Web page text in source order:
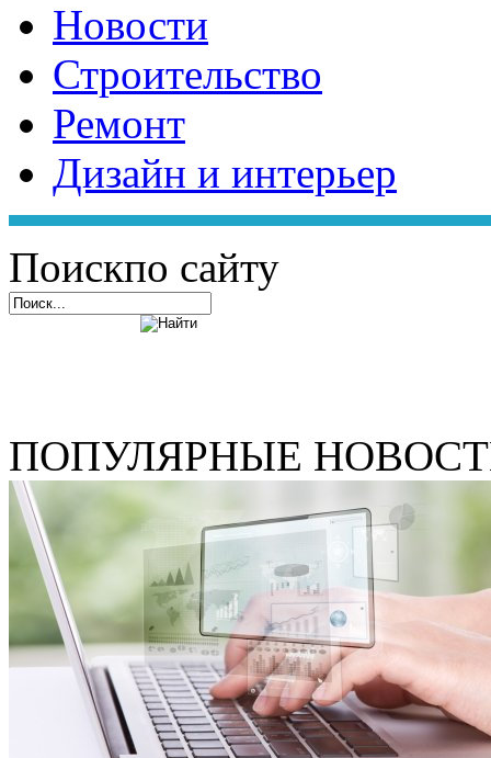
Новости
Строительство
Ремонт
Дизайн и интерьер
Поискпо сайту
ПОПУЛЯРНЫЕ